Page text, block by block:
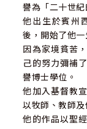
譽為「二十世
他出生於賓州
後，開始了他一
因為家境貧苦
己的努力彌補
譽博士學位。
他加入基督教
以牧師、教師
他的作品以聖